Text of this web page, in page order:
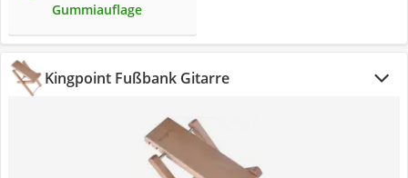
Gummiauflage
Kingpoint Fußbank Gitarre